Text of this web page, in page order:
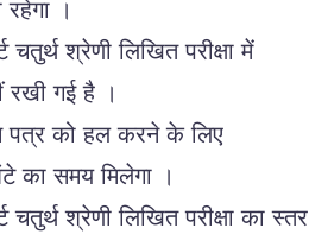
।
चतुर्थ श्रेणी लिखित परीक्षा में
रखी गई है ।
पत्र को हल करने के लिए
का समय मिलेगा ।
चतुर्थ श्रेणी लिखित परीक्षा का स्तर